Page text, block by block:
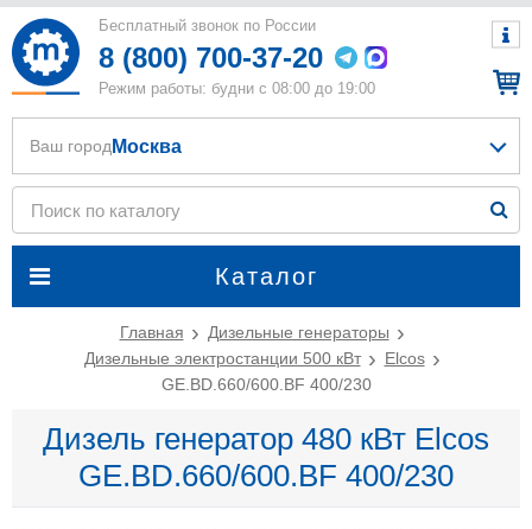
Бесплатный звонок по России
8 (800) 700-37-20
Режим работы: будни с 08:00 до 19:00
Каталог
Ваш город Москва
Главная
Дизельные генераторы
Дизельные электростанции 500 кВт
Elcos
GE.BD.660/600.BF 400/230
Дизель генератор 480 кВт Elcos
GE.BD.660/600.BF 400/230